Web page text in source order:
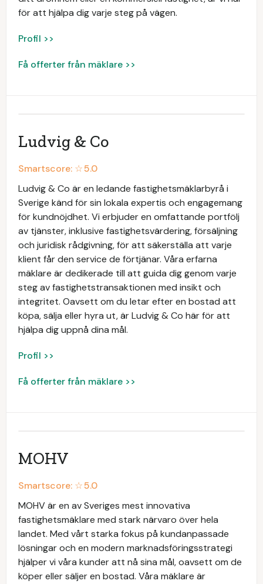
för att hjälpa dig varje steg på vägen.
Profil >>
Få offerter från mäklare >>
Ludvig & Co
Smartscore: ☆5.0
Ludvig & Co är en ledande fastighetsmäklarbyrå i
Sverige känd för sin lokala expertis och engagemang
för kundnöjdhet. Vi erbjuder en omfattande portfölj
av tjänster, inklusive fastighetsvärdering, försäljning
och juridisk rådgivning, för att säkerställa att varje
klient får den service de förtjänar. Våra erfarna
mäklare är dedikerade till att guida dig genom varje
steg av fastighetstransaktionen med insikt och
integritet. Oavsett om du letar efter en bostad att
köpa, sälja eller hyra ut, är Ludvig & Co här för att
hjälpa dig uppnå dina mål.
Profil >>
Få offerter från mäklare >>
MOHV
Smartscore: ☆5.0
MOHV är en av Sveriges mest innovativa
fastighetsmäklare med stark närvaro över hela
landet. Med vårt starka fokus på kundanpassade
lösningar och en modern marknadsföringsstrategi
hjälper vi våra kunder att nå sina mål, oavsett om de
köper eller säljer en bostad. Våra mäklare är